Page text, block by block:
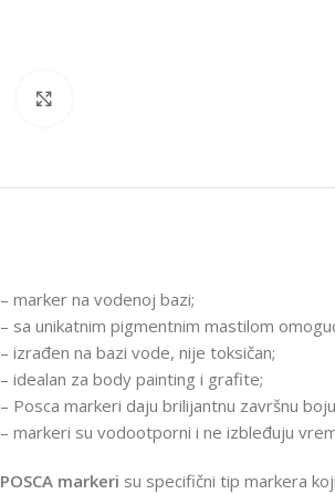
– marker na vodenoj bazi;
– sa unikatnim pigmentnim mastilom
– izrađen na bazi vode, nije toksičan;
– idealan za body painting i grafite;
– Posca markeri daju brilijantnu završnu
– markeri su vodootporni i ne izbleđuju
POSCA markeri su specifični tip markera